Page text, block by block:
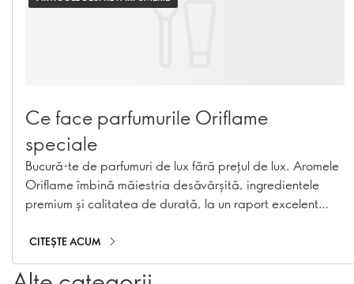
Ce face parfumurile Oriflame
speciale
Bucură-te de parfumuri de lux fără prețul de lux. Aromele
Oriflame îmbină măiestria desăvârșită, ingredientele
premium și calitatea de durată, la un raport excelent
CITEȘTE ACUM